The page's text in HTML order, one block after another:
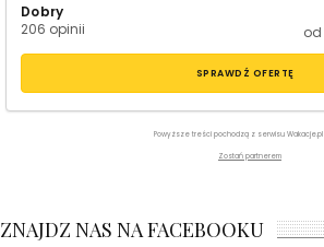
Dobry
206 opinii
od
SPRAWDŹ OFERTĘ
Powyższe treści pochodzą z serwisu Wakacje.pl
Zostań partnerem
ZNAJDZ NAS NA FACEBOOKU